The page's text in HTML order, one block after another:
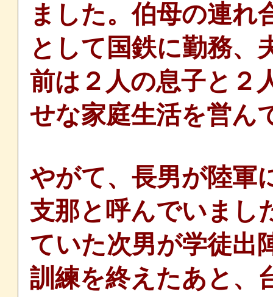
ました。伯母の連れ
として国鉄に勤務、
前は２人の息子と２
せな家庭生活を営ん
やがて、長男が陸軍
支那と呼んでいまし
ていた次男が学徒出
訓練を終えたあと、